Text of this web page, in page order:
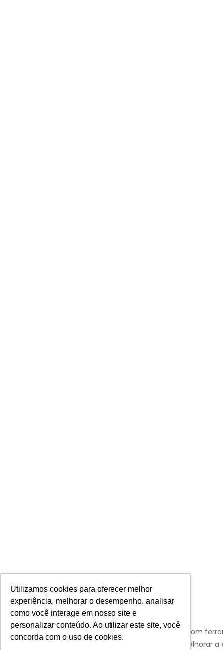
Utilizamos cookies para oferecer melhor
experiência, melhorar o desempenho, analisar
como você interage em nosso site e
personalizar conteúdo. Ao utilizar este site, você
concorda com o uso de cookies.
Aviso:
Nós da Franco Bachot utilizamos de cookies com
Google e Facebook para verificar informações e melhorar a